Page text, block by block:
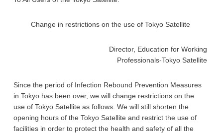
Change in restrictions on the use of Tokyo Satellite
Director, Education for Working
Professionals-Tokyo Satellite
Since the period of Infection Rebound Prevention Measures
in Tokyo has been over, we will change restrictions on the
use of Tokyo Satellite as follows. We will still shorten the
opening hours of the Tokyo Satellite and restrict the use of
facilities in order to protect the health and safety of all the